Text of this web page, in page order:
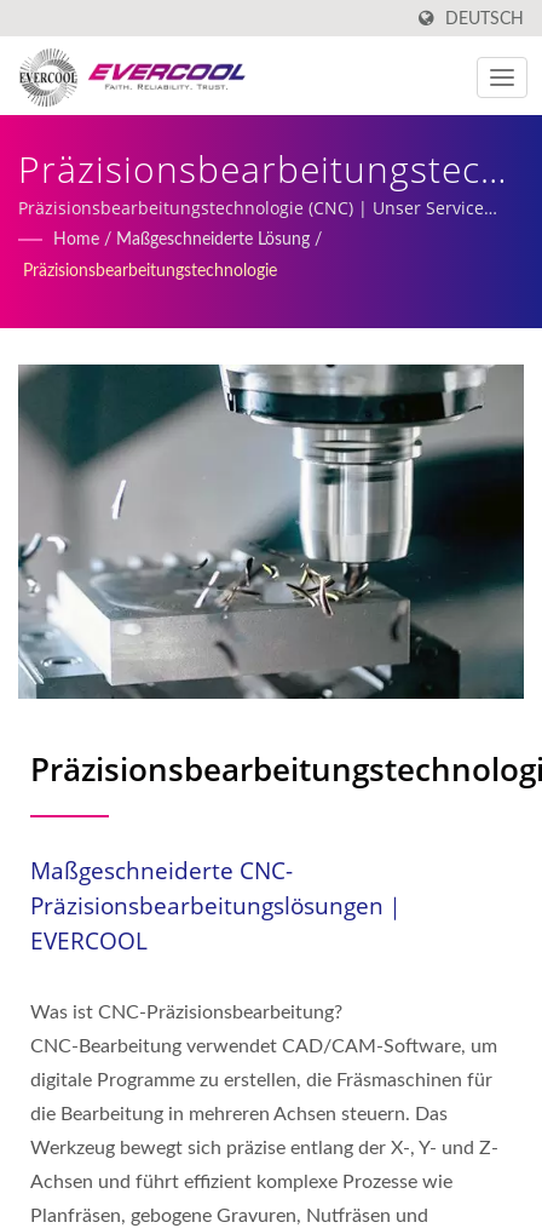
DEUTSCH
| Hersteller Von Flachen
CPU-Kühlventilatoren |
Präzisionsbearbeitungstechnologie (CNC) | Unser Service
umfasst maßgeschneiderte DC-Lüfter, die Produktion von
Kühlkörpern und Fertigung.
Home / Maßgeschneiderte Lösung /
Präzisionsbearbeitungstechnologie
Maßgeschneiderte CNC-
Präzisionsbearbeitungslösungen｜
EVERCOOL
Was ist CNC-Präzisionsbearbeitung?
CNC-Bearbeitung verwendet CAD/CAM-Software, um
digitale Programme zu erstellen, die Fräsmaschinen für
die Bearbeitung in mehreren Achsen steuern. Das
Werkzeug bewegt sich präzise entlang der X-, Y- und Z-
Achsen und führt effizient komplexe Prozesse wie
Planfräsen, gebogene Gravuren, Nutfräsen und